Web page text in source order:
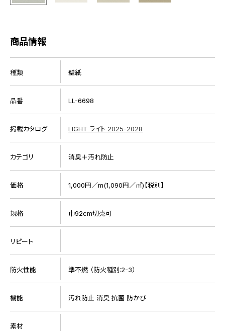
商品情報
種類 壁紙
品番 LL-6698
掲載カタログ LIGHT ライト 2025-2028
カテゴリ 消臭＋汚れ防止
価格 1,000円／m(1,090円／㎡)【税別】
規格 巾92cm切売可
リピート
防火性能 準不燃 （防火種別:2-3）
機能 汚れ防止 消臭 抗菌 防かび
素材